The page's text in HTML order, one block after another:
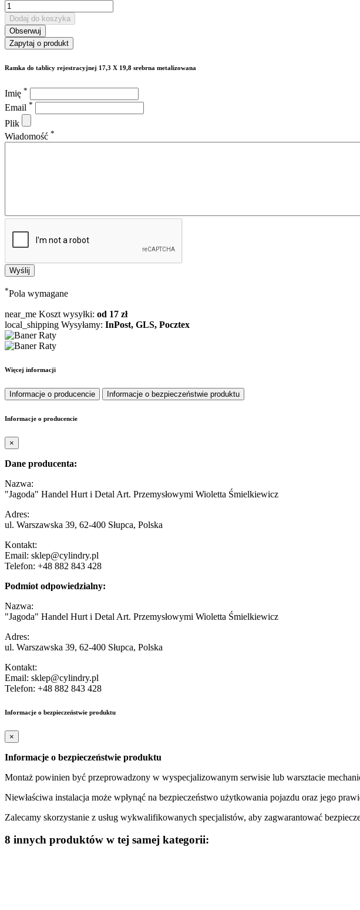
Dodaj do koszyka
Obserwuj
Zapytaj o produkt
Ramka do tablicy rejestracyjnej 17,3 X 19,8 srebrna metalizowana
Imię *
Email *
Plik
Wiadomość *
*Pola wymagane
near_me Koszt wysyłki: od 17 zł
local_shipping Wysyłamy: InPost, GLS, Pocztex
Więcej informacji
Informacje o producencie Informacje o bezpieczeństwie produktu
Informacje o producencie
×
Dane producenta:
Nazwa:
"Jagoda" Handel Hurt i Detal Art. Przemysłowymi Wioletta Śmielkiewicz
Adres:
ul. Warszawska 39, 62-400 Słupca, Polska
Kontakt:
Email: sklep@cylindry.pl
Telefon: +48 882 843 428
Podmiot odpowiedzialny:
Nazwa:
"Jagoda" Handel Hurt i Detal Art. Przemysłowymi Wioletta Śmielkiewicz
Adres:
ul. Warszawska 39, 62-400 Słupca, Polska
Kontakt:
Email: sklep@cylindry.pl
Telefon: +48 882 843 428
Informacje o bezpieczeństwie produktu
×
Informacje o bezpieczeństwie produktu
Montaż powinien być przeprowadzony w wyspecjalizowanym serwisie lub warsztacie
Niewłaściwa instalacja może wpłynąć na bezpieczeństwo użytkowania pojazdu oraz jego
Zalecamy skorzystanie z usług wykwalifikowanych specjalistów, aby zagwarantować
8 innych produktów w tej samej kategorii: